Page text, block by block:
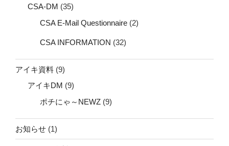
CSA-DM (35)
CSA E-Mail Questionnaire (2)
CSA INFORMATION (32)
アイキ資料 (9)
アイキDM (9)
ポチにゃ～NEWZ (9)
お知らせ (1)